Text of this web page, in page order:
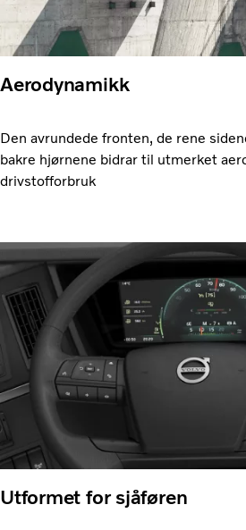
Aerodynamikk
Den avrundede fronten, de rene
bakre hjørnene bidrar til utmerket
drivstofforbruk
Utformet for sjåføren